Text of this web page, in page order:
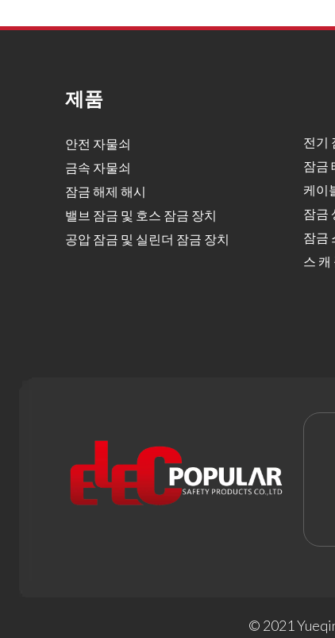
제품
안전 자물쇠
금속 자물쇠
잠금 해제 해시
밸브 잠금 및 호스 잠금 장치
공압 잠금 및 실린더 잠금 장치
전기
잠금
케이
잠금
잠금
스 캐
© 2021